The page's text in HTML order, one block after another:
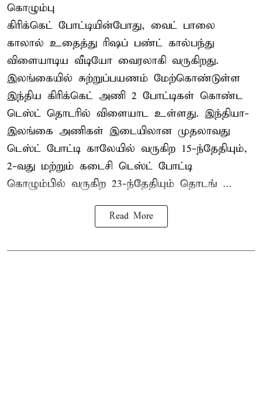
கொழும்பு
கிரிக்கெட் போட்டியின்போது, வைட் பாலை
காலால் உதைத்து ரிஷப் பண்ட் கால்பந்து
விளையாடிய வீடியோ வைரலாகி வருகிறது.
இலங்கையில் சுற்றுப்பயணம் மேற்கொண்டுள்ள
இந்திய கிரிக்கெட் அணி 2 போட்டிகள் கொண்ட
டெஸ்ட் தொடரில் விளையாட உள்ளது. இந்தியா-
இலங்கை அணிகள் இடையிலான முதலாவது
டெஸ்ட் போட்டி காலேயில் வருகிற 15-ந்தேதியும்,
2-வது மற்றும் கடைசி டெஸ்ட் போட்டி
கொழும்பில் வருகிற 23-ந்தேதியும் தொடங் ...
Read More